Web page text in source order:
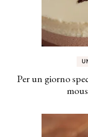
Per un giorno